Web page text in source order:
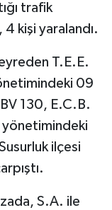
trafik
4 kişi yaralandı.
T.E.E.
09
130, E.C.B.
ilçesi
S.A. ile